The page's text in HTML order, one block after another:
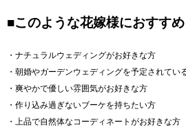
■このような花嫁様におすすめ
・ナチュラルウェディングがお好きな方
・朝婚やガーデンウェディングを予定されてい
・爽やかで優しい雰囲気がお好きな方
・作り込み過ぎないブーケを持ちたい方
・上品で自然体なコーディネートがお好きな方